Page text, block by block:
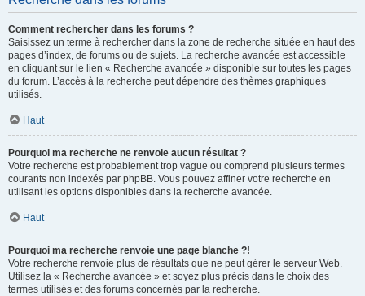
Comment rechercher dans les forums ?
Saisissez un terme à rechercher dans la zone de recherche située en haut des
pages d’index, de forums ou de sujets. La recherche avancée est accessible
en cliquant sur le lien « Recherche avancée » disponible sur toutes les pages
du forum. L’accès à la recherche peut dépendre des thèmes graphiques
utilisés.
Haut
Pourquoi ma recherche ne renvoie aucun résultat ?
Votre recherche est probablement trop vague ou comprend plusieurs termes
courants non indexés par phpBB. Vous pouvez affiner votre recherche en
utilisant les options disponibles dans la recherche avancée.
Haut
Pourquoi ma recherche renvoie une page blanche ?!
Votre recherche renvoie plus de résultats que ne peut gérer le serveur Web.
Utilisez la « Recherche avancée » et soyez plus précis dans le choix des
termes utilisés et des forums concernés par la recherche.